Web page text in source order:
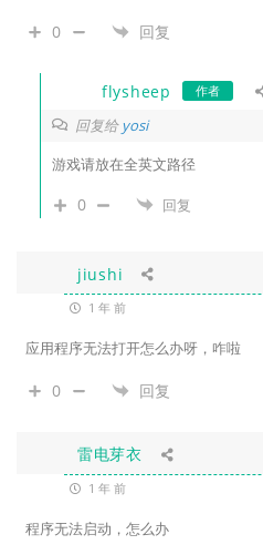
0 回复
flysheep 作者
回复给yosi
游戏请放在全英文路径
0 回复
jiushi
1 年 前
应用程序无法打开怎么办呀，咋啦
0 回复
雷电芽衣
1 年 前
程序无法启动，怎么办